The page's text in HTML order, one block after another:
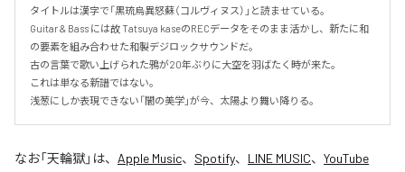
タイトルは漢字で「黒琉烏異怒蘇（コルヴィヌス）」と読ませている。
Guitar & Bass には故 Tatsuya kaseのRECデータをそのまま活かし、新たに和
の要素を組み合わせた和製デジロックサウンドだ。
古の言葉で歌い上げられた鴉が20年ぶりに大空を羽ばたく時が来た。
これは単なる新譜ではない。
浅葱にしか表現できない「闇の美学」が今、太陽より舞い降りる。
なお「天輪獄」は、 Apple Music、 Spotify、 LINE MUSIC、 YouTube